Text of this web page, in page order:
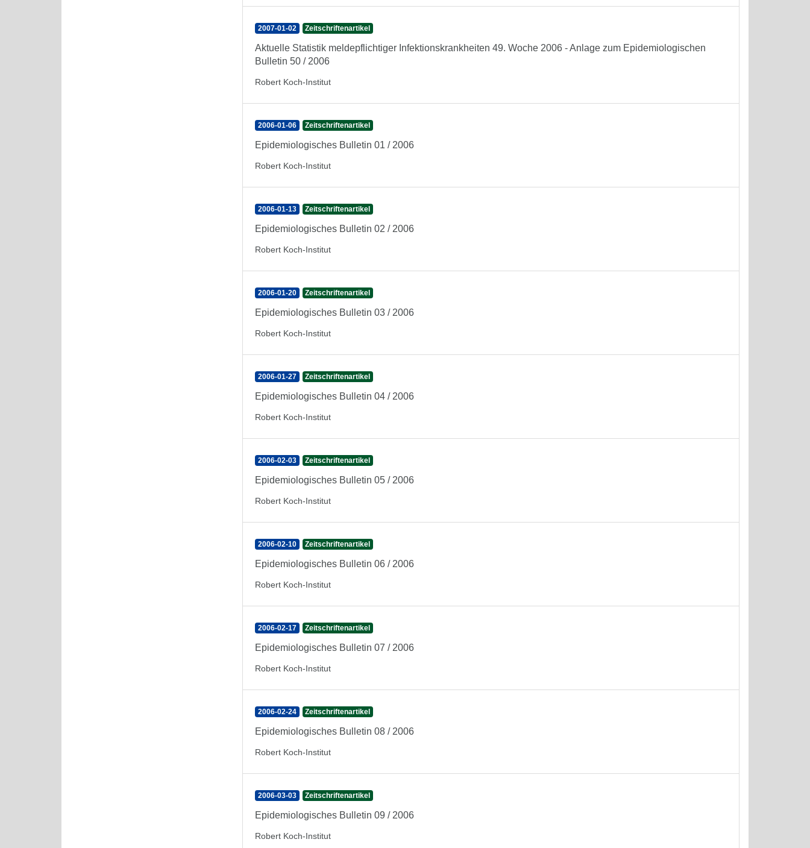
2007-01-02 Zeitschriftenartikel
Aktuelle Statistik meldepflichtiger Infektionskrankheiten 49. Woche 2006 - Anlage zum Epidemiologischen
Bulletin 50 / 2006
Robert Koch-Institut
2006-01-06 Zeitschriftenartikel
Epidemiologisches Bulletin 01 / 2006
Robert Koch-Institut
2006-01-13 Zeitschriftenartikel
Epidemiologisches Bulletin 02 / 2006
Robert Koch-Institut
2006-01-20 Zeitschriftenartikel
Epidemiologisches Bulletin 03 / 2006
Robert Koch-Institut
2006-01-27 Zeitschriftenartikel
Epidemiologisches Bulletin 04 / 2006
Robert Koch-Institut
2006-02-03 Zeitschriftenartikel
Epidemiologisches Bulletin 05 / 2006
Robert Koch-Institut
2006-02-10 Zeitschriftenartikel
Epidemiologisches Bulletin 06 / 2006
Robert Koch-Institut
2006-02-17 Zeitschriftenartikel
Epidemiologisches Bulletin 07 / 2006
Robert Koch-Institut
2006-02-24 Zeitschriftenartikel
Epidemiologisches Bulletin 08 / 2006
Robert Koch-Institut
2006-03-03 Zeitschriftenartikel
Epidemiologisches Bulletin 09 / 2006
Robert Koch-Institut